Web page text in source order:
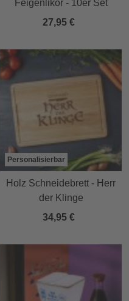
Feigenlikör - 10er Set
27,95 €
Personalisierbar
Holz Schneidebrett - Herr
der Klinge
34,95 €